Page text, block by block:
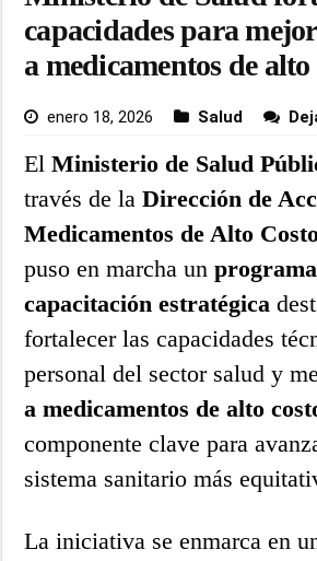
capacidades para
a medicamentos de alto
enero 18, 2026 Salud
ElMinisterio de Salud
través de laDirección de
Medicamentos de Alto
puso en marcha un
capacitación estratégica
fortalecer las capacidades
personal del sector salud y
a medicamentos de alto
componente clave para
sistema sanitario más
La iniciativa se enmarca en